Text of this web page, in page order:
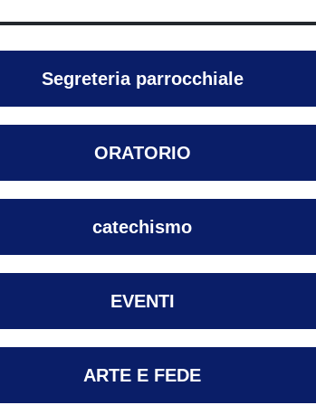
Segreteria parrocchiale
ORATORIO
catechismo
EVENTI
ARTE E FEDE